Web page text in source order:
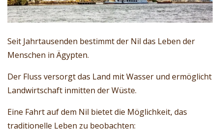
Seit Jahrtausenden bestimmt der Nil das Leben der
Menschen in Ägypten.
Der Fluss versorgt das Land mit Wasser und ermöglicht
Landwirtschaft inmitten der Wüste.
Eine Fahrt auf dem Nil bietet die Möglichkeit, das
traditionelle Leben zu beobachten: